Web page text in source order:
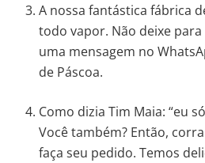
A nossa fantástica fábrica
todo vapor. Não deixe
uma mensagem no
de Páscoa.
Como dizia Tim Maia: “eu
Você também? Então,
faça seu pedido. Temos